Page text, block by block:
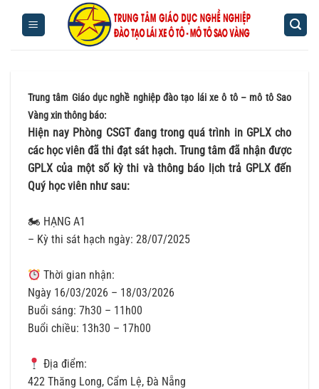
Trung tâm Giáo dục nghề nghiệp đào tạo lái xe ô tô – mô tô Sao
Vàng xin thông báo:
Hiện nay Phòng CSGT đang trong quá trình in GPLX cho
các học viên đã thi đạt sát hạch. Trung tâm đã nhận được
GPLX của một số kỳ thi và thông báo lịch trả GPLX đến
Quý học viên như sau:
🏍 HẠNG A1
– Kỳ thi sát hạch ngày: 28/07/2025
Thời gian nhận:
Ngày 16/03/2026 – 18/03/2026
Buổi sáng: 7h30 – 11h00
Buổi chiều: 13h30 – 17h00
Địa điểm:
422 Thăng Long, Cẩm Lệ, Đà Nẵng